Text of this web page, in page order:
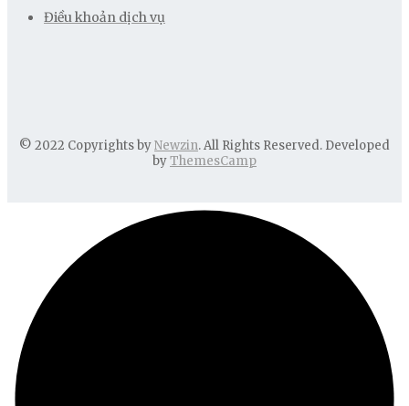
Điều khoản dịch vụ
© 2022 Copyrights byNewzin. All Rights Reserved. Developed
byThemesCamp